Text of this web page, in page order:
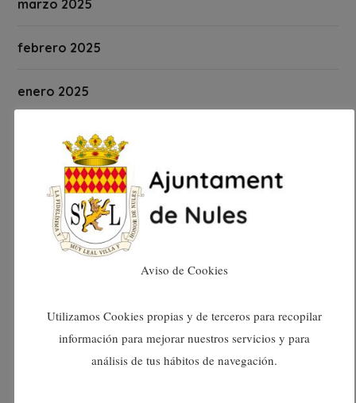
marzo 2025
febrero 2025
enero 2025
diciembre 2024
noviembre 2024
octubre 2024
agosto 2024
Aviso de Cookies
Utilizamos Cookies propias y de terceros para recopilar
información para mejorar nuestros servicios y para
análisis de tus hábitos de navegación.